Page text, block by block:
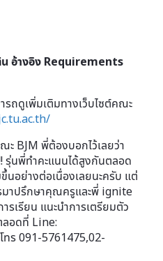
อ้างอิง Requirements
รถดูเพิ่มเติมทางเว็บไซต์คณะ
พี่ต้องบอกไว้เลยว่า
รุ่นพี่ทำคะแนนได้สูงกันตลอด
นอย่างต่อเนื่องเลยนะครับ แต่
มาปรึกษาคุณครูและพี่ ignite
รเรียน แนะนำการเตรียมตัว
ลอดที่ Line:
ร 091-5761475,02-